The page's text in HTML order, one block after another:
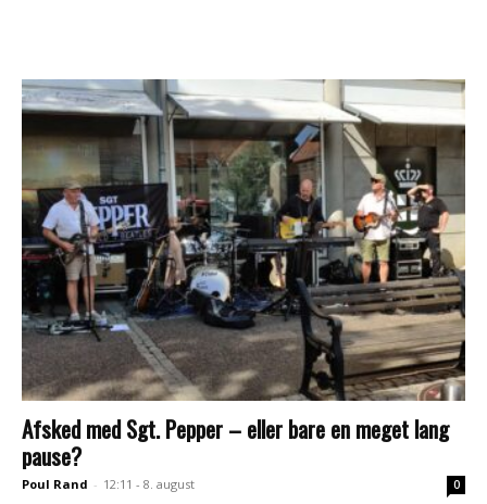
Afsked med Sgt. Pepper – eller bare en meget lang
pause?
Poul Rand - 12:11 - 8. august 0